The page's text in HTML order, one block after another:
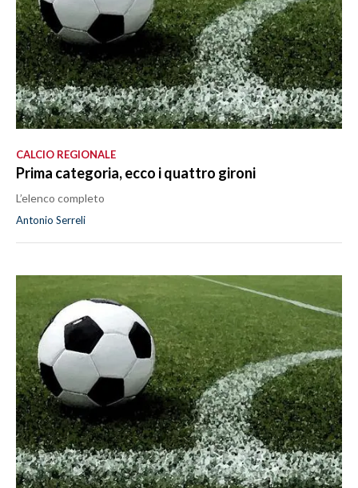
CALCIO REGIONALE
Prima categoria, ecco i quattro gironi
L’elenco completo
Antonio Serreli